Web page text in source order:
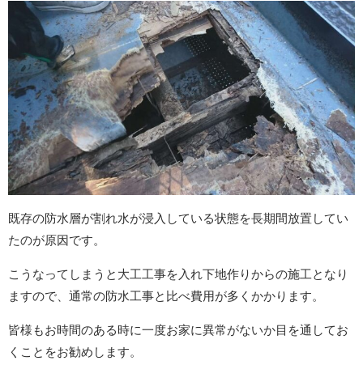
既存の防水層が割れ水が浸入している状態を長期間放置してい
たのが原因です。
こうなってしまうと大工工事を入れ下地作りからの施工となり
ますので、通常の防水工事と比べ費用が多くかかります。
皆様もお時間のある時に一度お家に異常がないか目を通してお
くことをお勧めします。